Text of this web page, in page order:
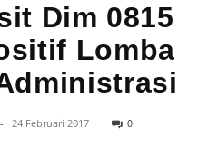
Dim 0815
Lomba
- 24 Februari 2017 0